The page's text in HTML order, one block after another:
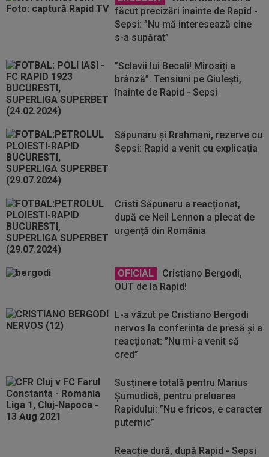
făcut precizări înainte de Rapid -
Sepsi: ”Nu mă interesează cine
s-a supărat”
”Sclavii lui Becali! Mirosiți a
brânză”. Tensiuni pe Giulești,
înainte de Rapid - Sepsi
Săpunaru și Rrahmani, rezerve cu
Sepsi: Rapid a venit cu explicația
Cristi Săpunaru a reacționat,
după ce Neil Lennon a plecat de
urgență din România
OFICIAL
Cristiano Bergodi,
OUT de la Rapid!
L-a văzut pe Cristiano Bergodi
nervos la conferința de presă și a
reacționat: ”Nu mi-a venit să
cred”
Susținere totală pentru Marius
Șumudică, pentru preluarea
Rapidului: ”Nu e fricos, e caracter
puternic”
Reacție dură, după Rapid - Sepsi